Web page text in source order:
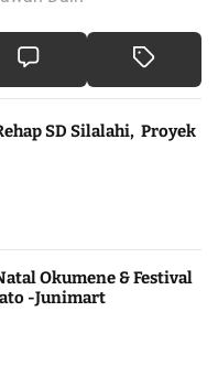
SD Silalahi, Proyek
Okumene & Festival
-Junimart